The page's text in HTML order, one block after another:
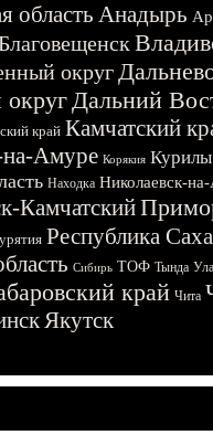
область Анадырь
округ
Дальний
край Камчатский
Амуре Корякия Курилы
Находка Николаевск-
Камчатский
Республика
Сибирь ТОФ Тында
край Чита
Якутск